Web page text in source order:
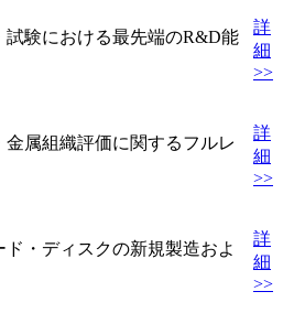
験における最先端のR&D能
詳
細
>>
属組織評価に関するフルレ
詳
細
>>
・ディスクの新規製造およ
詳
細
>>